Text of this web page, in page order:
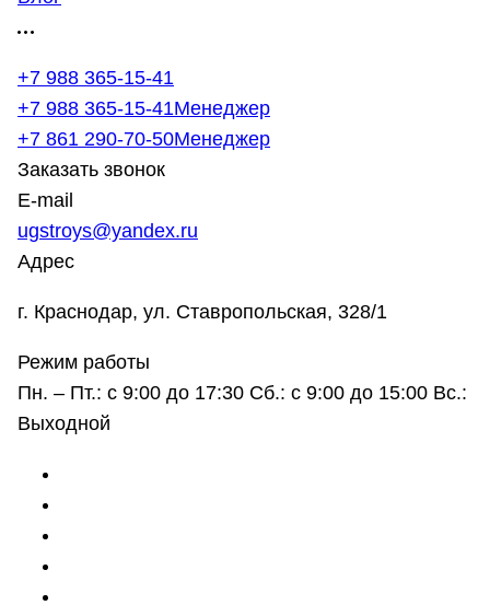
+7 988 365-15-41
+7 988 365-15-41Менеджер
+7 861 290-70-50Менеджер
Заказать звонок
E-mail
ugstroys@yandex.ru
Адрес
г. Краснодар, ул. Ставропольская, 328/1
Режим работы
Пн. – Пт.: с 9:00 до 17:30 Сб.: с 9:00 до 15:00 Вс.:
Выходной